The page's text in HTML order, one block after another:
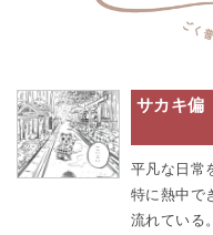
サカキ偏
平凡な日常
特に熱中で
流れている。